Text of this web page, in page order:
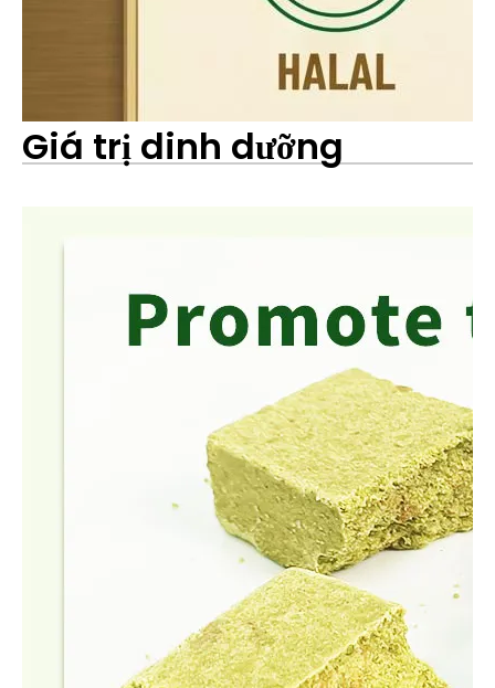
Giá trị dinh dưỡng